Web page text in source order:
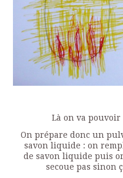
Là on va
On prépare donc un
savon liquide : on
de savon liquide puis
secoue pas sinon